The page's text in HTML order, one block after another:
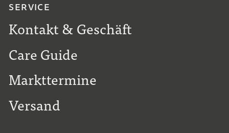
SERVICE
Kontakt & Geschäft
Care Guide
Markttermine
Versand